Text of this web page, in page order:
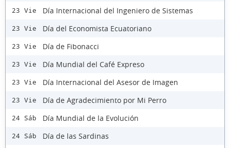
23 Vie Día Internacional del Ingeniero de Sistemas
23 Vie Día del Economista Ecuatoriano
23 Vie Día de Fibonacci
23 Vie Día Mundial del Café Expreso
23 Vie Día Internacional del Asesor de Imagen
23 Vie Día de Agradecimiento por Mi Perro
24 Sáb Día Mundial de la Evolución
24 Sáb Día de las Sardinas